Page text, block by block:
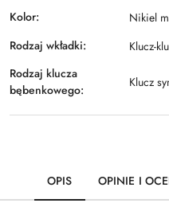
Kolor:
Nikiel
Rodzaj wkładki:
Klucz-
Rodzaj klucza
bębenkowego:
Klucz
OPIS OPINIE I